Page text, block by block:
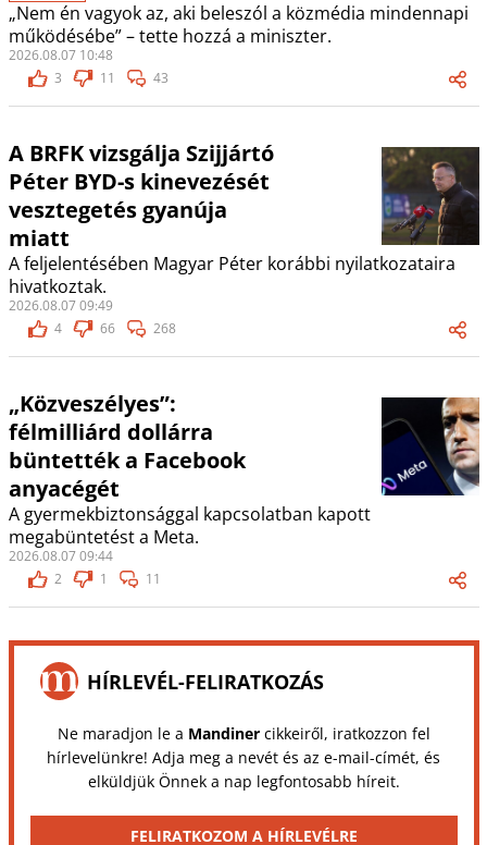
„Nem én vagyok az, aki beleszól a közmédia mindennapi
működésébe” – tette hozzá a miniszter.
2026.08.07 10:48
3
11 43
A BRFK vizsgálja Szijjártó
Péter BYD-s kinevezését
vesztegetés gyanúja
miatt
A feljelentésében Magyar Péter korábbi nyilatkozataira
hivatkoztak.
2026.08.07 09:49
4
66 268
„Közveszélyes”:
félmilliárd dollárra
büntették a Facebook
anyacégét
A gyermekbiztonsággal kapcsolatban kapott
megabüntetést a Meta.
2026.08.07 09:44
2
1 11
HÍRLEVÉL-FELIRATKOZÁS
Ne maradjon le a Mandinercikkeiről, iratkozzon fel
hírlevelünkre! Adja meg a nevét és az e-mail-címét, és
elküldjük Önnek a nap legfontosabb híreit.
FELIRATKOZOM A HÍRLEVÉLRE